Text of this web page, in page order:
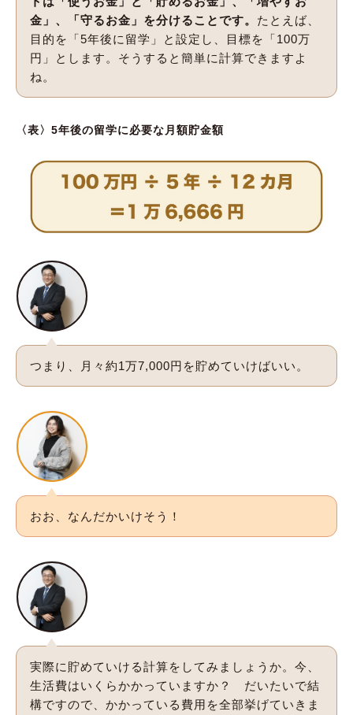
金」、「守るお金」を分けることです。 たとえば、
目的を「5年後に留学」と設定し、目標を「100万
円」とします。そうすると簡単に計算できますよ
ね。
〈表〉5年後の留学に必要な月額貯金額
つまり、月々約1万7,000円を貯めていけばいい。
おお、なんだかいけそう！
実際に貯めていける計算をしてみましょうか。今、
生活費はいくらかかっていますか？ だいたいで結
構ですので、かかっている費用を全部挙げていきま